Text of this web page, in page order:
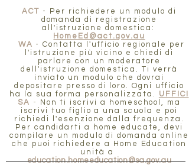
ACT - Per richiedere un modulo di
domanda di registrazione
all'istruzione domestica:
HomeEd@act.gov.au
WA - Contatta l'ufficio regionale per
l'istruzione più vicino e chiedi di
parlare con un moderatore
dell'istruzione domestica. Ti verrà
inviato un modulo che dovrai
depositare presso di loro. Ogni ufficio
ha la sua forma personalizzata. UFFICI
SA -
Non ti iscrivi a homeschool, ma
iscrivi tuo figlio a una scuola e poi
richiedi l'esenzione dalla frequenza.
Per candidarti a home educate, devi
compilare un modulo di domanda online
che puoi richiedere a Home Education
unità a
education.homeeducation@sa.gov.au